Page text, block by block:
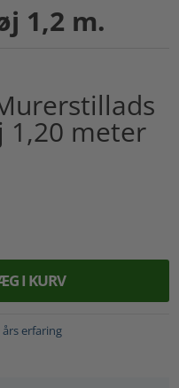
1,2 m.
1,20 meter
I KURV
erfaring